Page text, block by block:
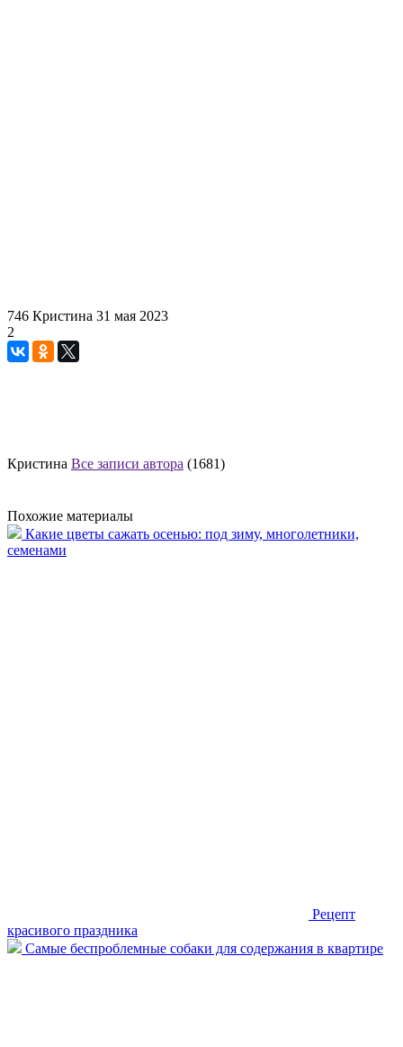
746 Кристина 31 мая 2023
2
Кристина Все записи автора (1681)
Похожие материалы
Какие цветы сажать осенью: под зиму, многолетники,
семенами
Рецепт
красивого праздника
Самые беспроблемные собаки для содержания в квартире